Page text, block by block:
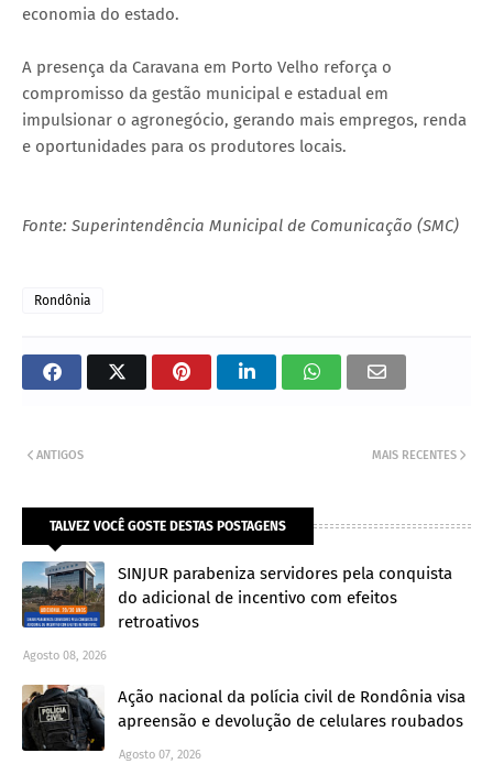
economia do estado.
A presença da Caravana em Porto Velho reforça o
compromisso da gestão municipal e estadual em
impulsionar o agronegócio, gerando mais empregos, renda
e oportunidades para os produtores locais.
Fonte: Superintendência Municipal de Comunicação (SMC)
Rondônia
MAIS RECENTES
ANTIGOS
TALVEZ VOCÊ GOSTE DESTAS POSTAGENS
SINJUR parabeniza servidores pela conquista
do adicional de incentivo com efeitos
retroativos
Agosto 08, 2026
Ação nacional da polícia civil de Rondônia visa
apreensão e devolução de celulares roubados
Agosto 07, 2026